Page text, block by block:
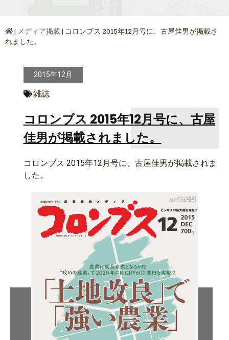
| メディア掲載| コロンブス 2015年12月号に、古屋佳男が掲載さ
れました。
2015年12月
雑誌
コロンブス 2015年12月号に、古屋
佳男が掲載されました。
コロンブス 2015年12月号に、古屋佳男が掲載されま
した。